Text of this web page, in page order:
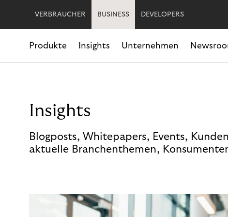
VERBRAUCHER BUSINESS DEVELOPERS
Produkte Insights Unternehmen
Insights
Blogposts, Whitepapers, Events,
aktuelle Branchenthemen,